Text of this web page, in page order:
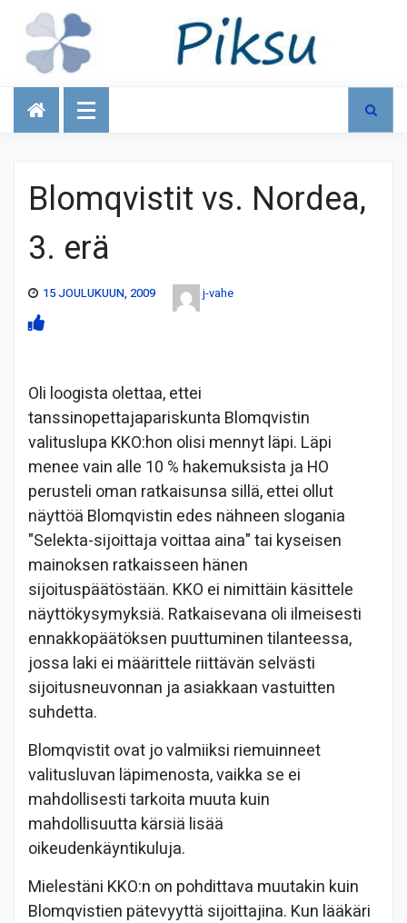
Talous
Blomqvistit vs. Nordea,
3. erä
15 JOULUKUUN, 2009 j-vahe
Oli loogista olettaa, ettei
tanssinopettajapariskunta Blomqvistin
valituslupa KKO:hon olisi mennyt läpi. Läpi
menee vain alle 10 % hakemuksista ja HO
perusteli oman ratkaisunsa sillä, ettei ollut
näyttöä Blomqvistin edes nähneen slogania
"Selekta-sijoittaja voittaa aina" tai kyseisen
mainoksen ratkaisseen hänen
sijoituspäätöstään. KKO ei nimittäin käsittele
näyttökysymyksiä. Ratkaisevana oli ilmeisesti
ennakkopäätöksen puuttuminen tilanteessa,
jossa laki ei määrittele riittävän selvästi
sijoitusneuvonnan ja asiakkaan vastuitten
suhdetta.
Blomqvistit ovat jo valmiiksi riemuinneet
valitusluvan läpimenosta, vaikka se ei
mahdollisesti tarkoita muuta kuin
mahdollisuutta kärsiä lisää
oikeudenkäyntikuluja.
Mielestäni KKO:n on pohdittava muutakin kuin
Blomqvistien pätevyyttä sijoittajina. Kun lääkäri